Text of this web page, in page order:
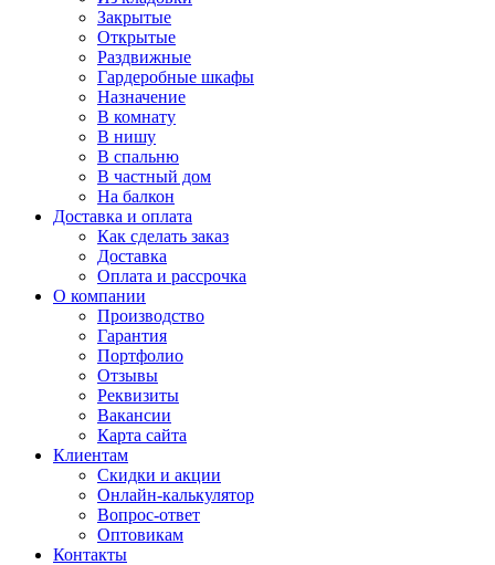
Закрытые
Открытые
Раздвижные
Гардеробные шкафы
Назначение
В комнату
В нишу
В спальню
В частный дом
На балкон
Доставка и оплата
Как сделать заказ
Доставка
Оплата и рассрочка
О компании
Производство
Гарантия
Портфолио
Отзывы
Реквизиты
Вакансии
Карта сайта
Клиентам
Скидки и акции
Онлайн-калькулятор
Вопрос-ответ
Оптовикам
Контакты